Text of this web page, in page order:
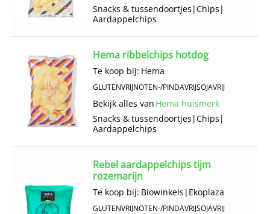
Snacks & tussendoortjes |Chips |
Aardappelchips
Hema ribbelchips hotdog
Te koop bij: Hema
GLUTENVRIJNOTEN-/PINDAVRIJSOJAVRIJ
Bekijk alles van Hema huismerk
Snacks & tussendoortjes |Chips |
Aardappelchips
Rebel aardappelchips tijm
rozemarijn
Te koop bij: Biowinkels | Ekoplaza
GLUTENVRIJNOTEN-/PINDAVRIJSOJAVRIJ